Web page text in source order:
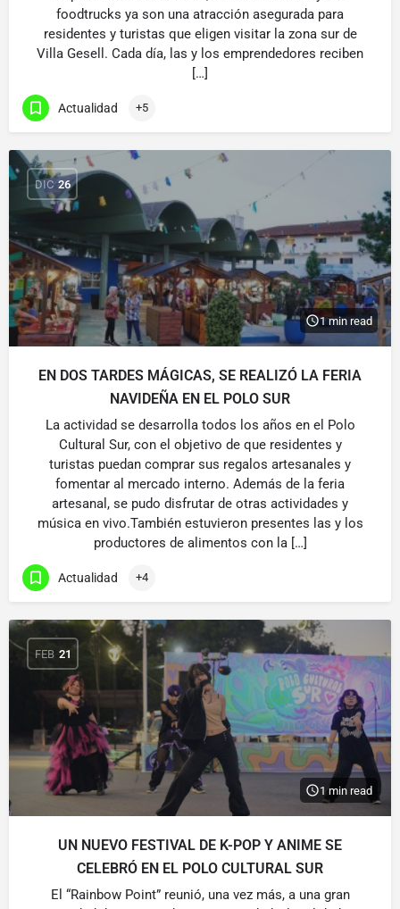
foodtrucks ya son una atracción asegurada para
residentes y turistas que eligen visitar la zona sur de
Villa Gesell. Cada día, las y los emprendedores reciben
[…]
Actualidad +5
DIC 26
1 min read
EN DOS TARDES MÁGICAS, SE REALIZÓ LA FERIA
NAVIDEÑA EN EL POLO SUR
La actividad se desarrolla todos los años en el Polo
Cultural Sur, con el objetivo de que residentes y
turistas puedan comprar sus regalos artesanales y
fomentar al mercado interno. Además de la feria
artesanal, se pudo disfrutar de otras actividades y
música en vivo.También estuvieron presentes las y los
productores de alimentos con la […]
Actualidad +4
FEB 21
1 min read
UN NUEVO FESTIVAL DE K-POP Y ANIME SE
CELEBRÓ EN EL POLO CULTURAL SUR
El “Rainbow Point” reunió, una vez más, a una gran